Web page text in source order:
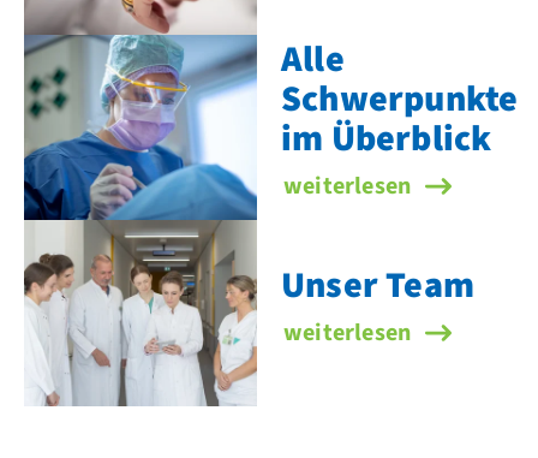
Alle
Schwerpunkte
im Überblick
Alle Schwerpunkte im
weiterlesen
Unser Team
Unser Team
weiterlesen